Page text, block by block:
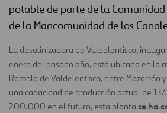
potable de parte de la
de la Mancomunidad de los
La desalinizadora de Valdelentisco,
enero del pasado año, está ubicada en la
Rambla de Valdelentisco, entre Mazarrón
una capacidad de producción actual de
200.000 en el futuro, esta plantase ha